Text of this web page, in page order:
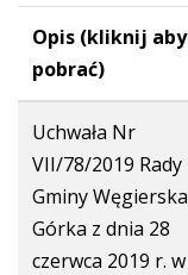
Opis (kliknij aby
pobrać)
Uchwała Nr
VII/78/2019 Rady
Gminy Węgierska
Górka z dnia 28
czerwca 2019 r. w